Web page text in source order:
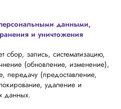
данными,
и уничтожения
сбор, запись, систематизацию,
(обновление, изменение),
передачу (предоставление,
удаление и
данных.